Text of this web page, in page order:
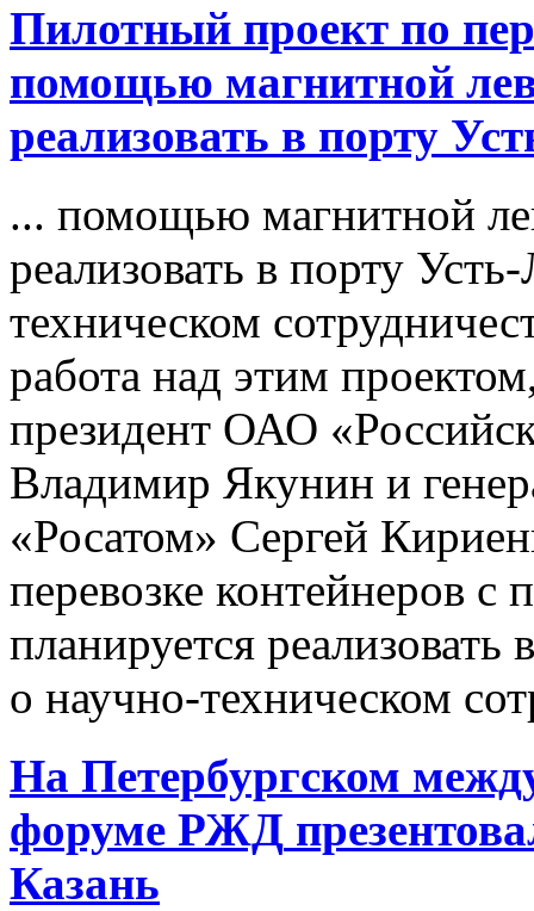
Пилотный проект по
помощью магнитной
реализовать в порту
... помощью магнитной
реализовать в порту
техническом
работа над этим
президент ОАО
Владимир Якунин и
«Росатом» Сергей
перевозке контейнеров
планируется
о научно-техническом
На Петербургском
форуме РЖД
Казань